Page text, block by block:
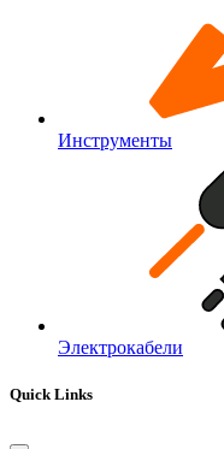
Инструменты
Электрокабели
Quick Links